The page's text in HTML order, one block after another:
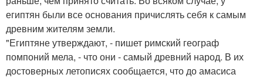
египтян были все основания причислять себя к самым
древним жителям земли.
"Египтяне утверждают, - пишет римский географ
помпоний мела, - что они - самый древний народ. В их
достоверных летописях сообщается, что до амасиса